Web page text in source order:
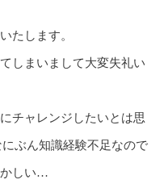
たします。
しまいまして大変失礼い
チャレンジしたいとは思
ぶん知識経験不足なので
かしい…